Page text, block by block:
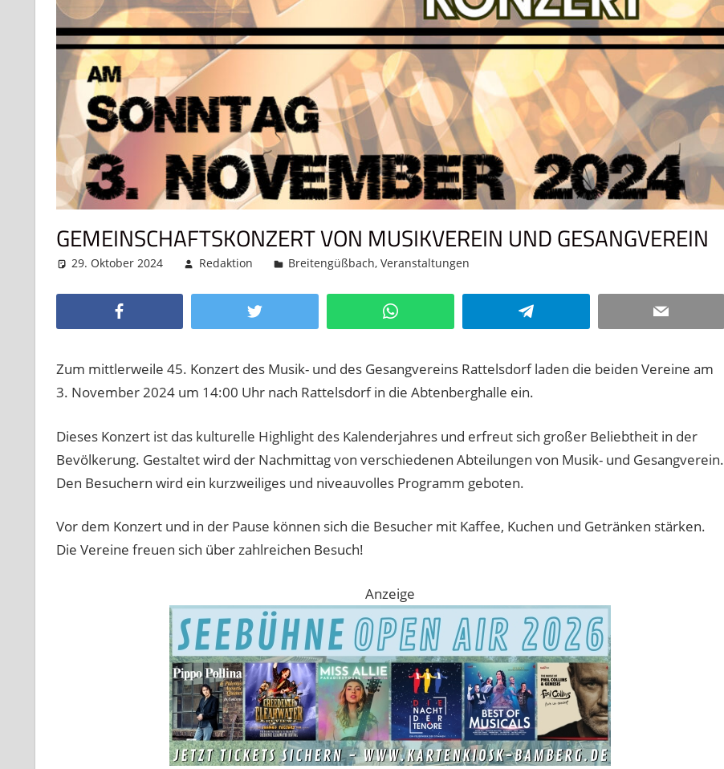
GEMEINSCHAFTSKONZERT VON MUSIKVEREIN UND GESANGVEREIN
29. Oktober 2024 Redaktion Breitengüßbach,Veranstaltungen
Twitter WhatsApp Telegram Email
Zum mittlerweile 45. Konzert des Musik- und des Gesangvereins Rattelsdorf laden die beiden Vereine am
3. November 2024 um 14:00 Uhr nach Rattelsdorf in die Abtenberghalle ein.
Dieses Konzert ist das kulturelle Highlight des Kalenderjahres und erfreut sich großer Beliebtheit in der
Bevölkerung. Gestaltet wird der Nachmittag von verschiedenen Abteilungen von Musik- und Gesangverein.
Den Besuchern wird ein kurzweiliges und niveauvolles Programm geboten.
Vor dem Konzert und in der Pause können sich die Besucher mit Kaffee, Kuchen und Getränken stärken.
Die Vereine freuen sich über zahlreichen Besuch!
Anzeige